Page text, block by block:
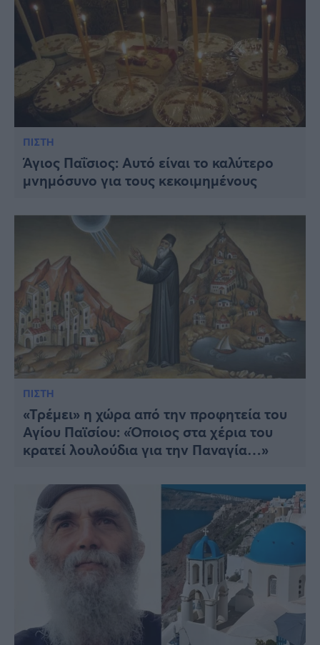
ΠΙΣΤΗ
Άγιος Παΐσιος: Αυτό είναι το καλύτερο
μνημόσυνο για τους κεκοιμημένους
ΠΙΣΤΗ
«Τρέμει» η χώρα από την προφητεία του
Αγίου Παϊσίου: «Όποιος στα χέρια του
κρατεί λουλούδια για την Παναγία…»